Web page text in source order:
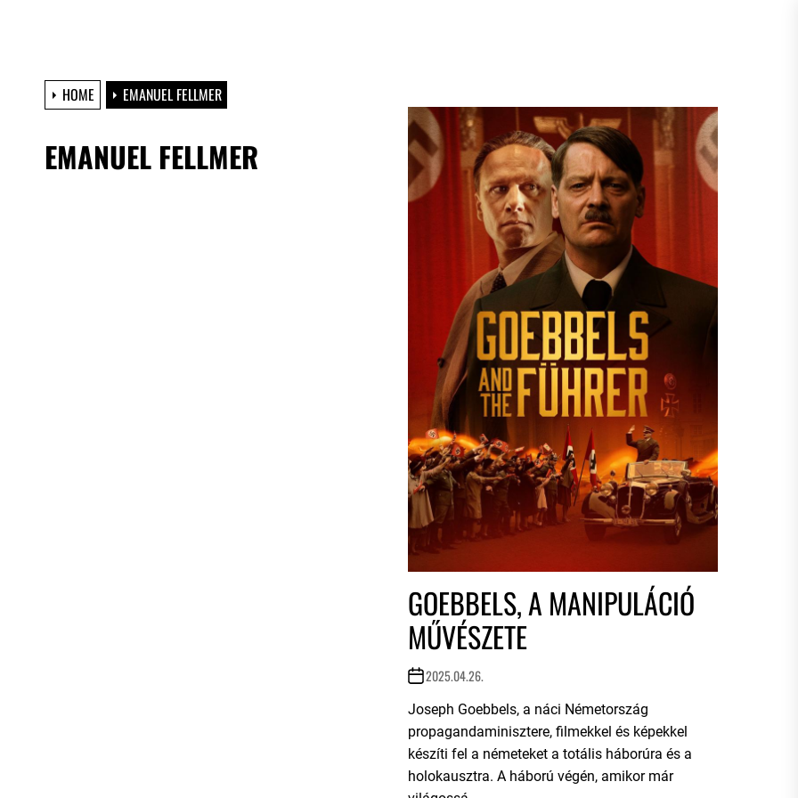
HOME EMANUEL FELLMER
EMANUEL FELLMER
GOEBBELS, A MANIPULÁCIÓ
MŰVÉSZETE
2025.04.26.
Joseph Goebbels, a náci Németország
propagandaminisztere, filmekkel és képekkel
készíti fel a németeket a totális háborúra és a
holokausztra. A háború végén, amikor már